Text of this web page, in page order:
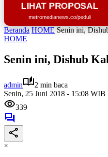
LIHAT PROPOSAL
metromedianews.co/peduli
Beranda HOME Senin ini,
HOME
Senin ini, Dishub
admin
2 min baca
Senin, 25 Juni 2018 - 15:08 WIB
339
×